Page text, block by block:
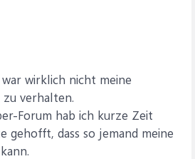
war wirklich nicht meine
verhalten.
Forum hab ich kurze Zeit
gehofft, dass so jemand meine